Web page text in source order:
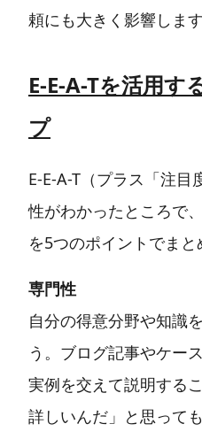
頼にも大きく影響します
E-E-A-Tを活用す
プ
E-E-A-T（プラス「注
性がわかったところで
を5つのポイントでまと
専門性
自分の得意分野や知識
う。ブログ記事やケー
実例を交えて説明する
詳しいんだ」と思っても